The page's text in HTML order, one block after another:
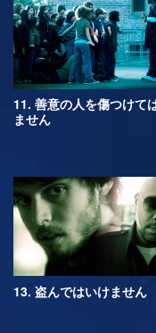
11. 善意の人を傷つけて
ません
13. 盗んではいけません